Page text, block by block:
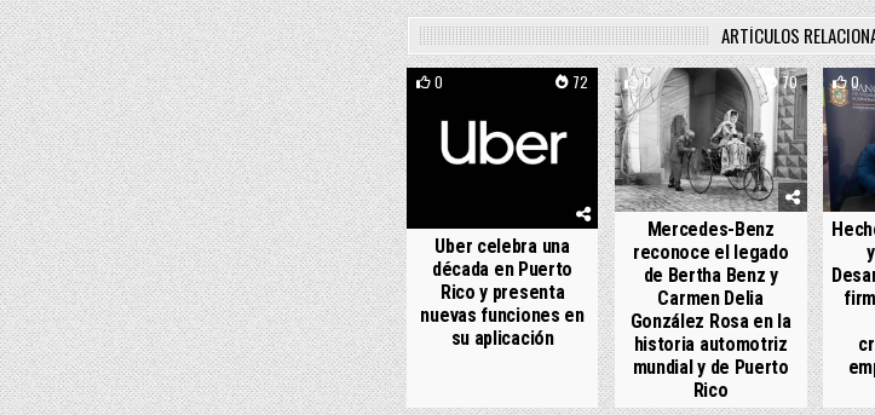
ARTÍCULOS
0 72
Uber celebra una
década en Puerto
Rico y presenta
nuevas funciones en
su aplicación
0 70
Mercedes-Benz
reconoce el legado
de Bertha Benz y
Carmen Delia
González Rosa en la
historia automotriz
mundial y de Puerto
Rico
0